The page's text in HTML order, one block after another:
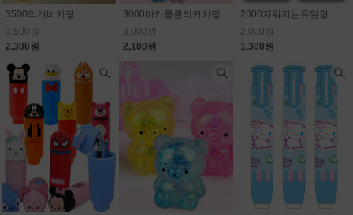
3500먹개비키링
3,500원
2,300원
3000마카롱클리커키링
3,000원
2,100원
2000지워지는듀얼형광펜
2,000원
1,300원